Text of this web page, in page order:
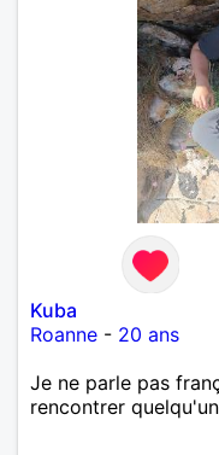
Kuba
Roanne - 20 ans
Je ne parle pas
rencontrer